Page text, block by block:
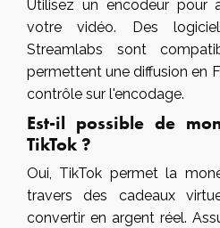
Utilisez un encodeur pour
votre vidéo. Des
Streamlabs sont
permettent une diffusion en
contrôle sur l'encodage.
Est-il possible de
TikTok ?
Oui, TikTok permet la
travers des cadeaux
convertir en argent réel.